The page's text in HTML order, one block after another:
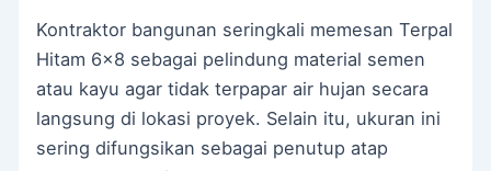
Kontraktor bangunan seringkali memesan Terpal
Hitam 6×8 sebagai pelindung material semen
atau kayu agar tidak terpapar air hujan secara
langsung di lokasi proyek. Selain itu, ukuran ini
sering difungsikan sebagai penutup atap